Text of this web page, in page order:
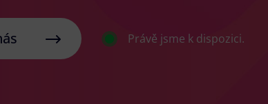
Právě jsme k dispozici.